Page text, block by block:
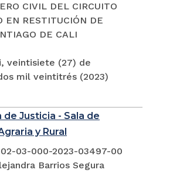
CIVIL DEL CIRCUITO
EN RESTITUCIÓN DE
DE CALI
veintisiete (27) de
mil veintitrés (2023)
Justicia - Sala de
y Rural
02-03-000-2023-03497-00
Barrios Segura